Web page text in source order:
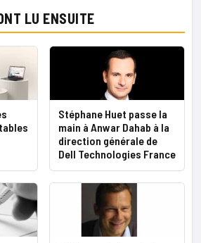
LU ENSUITE
Stéphane Huet passe la
main à Anwar Dahab à la
direction générale de
Dell Technologies France